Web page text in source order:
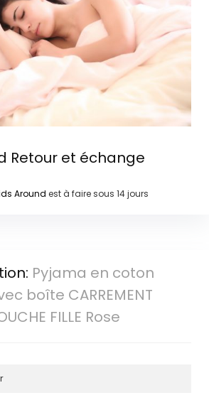
Retour et échange
Around est à faire sous 14 jours
Pyjama en coton
boîte CARREMENT
FILLE Rose